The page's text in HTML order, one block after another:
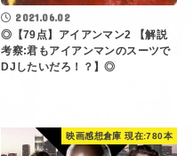
2021.06.02
◎【79点】アイアンマン2 【解説
考察:君もアイアンマンのスーツで
DJしたいだろ！？】◎
映画感想倉庫 現在:780本